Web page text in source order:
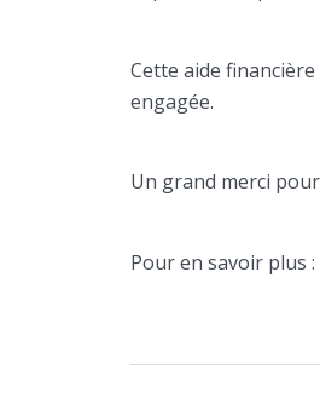
Cette aide
engagée.
Un grand merci pour
Pour en savoir plus :